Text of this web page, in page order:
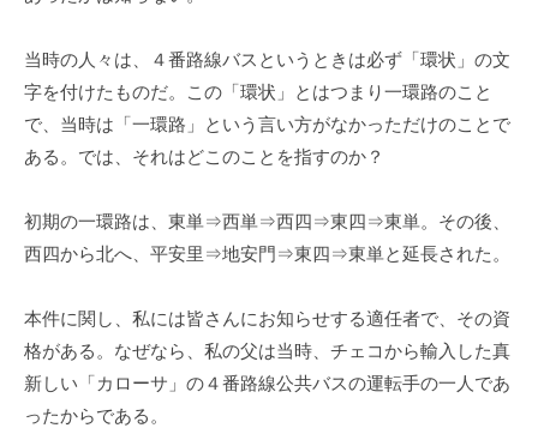
当時の人々は、４番路線バスというときは必ず「環状」の文
字を付けたものだ。この「環状」とはつまり一環路のこと
で、当時は「一環路」という言い方がなかっただけのことで
ある。では、それはどこのことを指すのか？
初期の一環路は、東単⇒西単⇒西四⇒東四⇒東単。その後、
西四から北へ、平安里⇒地安門⇒東四⇒東単と延長された。
本件に関し、私には皆さんにお知らせする適任者で、その資
格がある。なぜなら、私の父は当時、チェコから輸入した真
新しい「カローサ」の４番路線公共バスの運転手の一人であ
ったからである。